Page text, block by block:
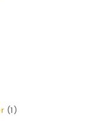
(1)